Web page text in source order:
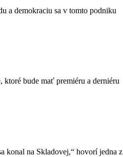
a demokraciu sa v tomto podniku
bude mať premiéru a derniéru
konal na Skladovej,“ hovorí jedna z